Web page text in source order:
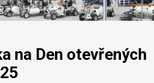
na Den otevřených